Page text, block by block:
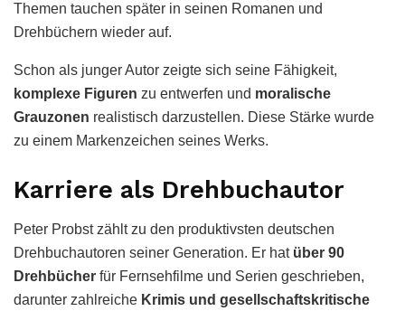
Themen tauchen später in seinen Romanen und
Drehbüchern wieder auf.
Schon als junger Autor zeigte sich seine Fähigkeit,
komplexe Figuren zu entwerfen und moralische
Grauzonen realistisch darzustellen. Diese Stärke wurde
zu einem Markenzeichen seines Werks.
Karriere als Drehbuchautor
Peter Probst zählt zu den produktivsten deutschen
Drehbuchautoren seiner Generation. Er hat über 90
Drehbücher für Fernsehfilme und Serien geschrieben,
darunter zahlreiche Krimis und gesellschaftskritische